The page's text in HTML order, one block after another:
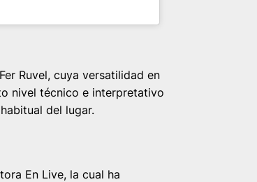
Ruvel, cuya versatilidad en
nivel técnico e interpretativo
del lugar.
En Live, la cual ha